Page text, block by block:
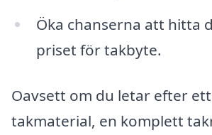
Öka chanserna att hitta
priset för takbyte.
Oavsett om du letar efter
takmaterial, en komplett